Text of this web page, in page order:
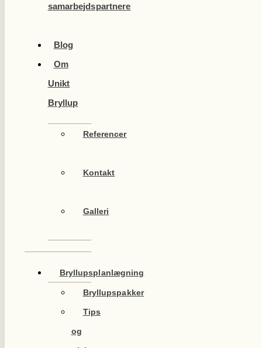
samarbejdspartnere
Blog
Om
Unikt
Bryllup
Referencer
Kontakt
Galleri
Bryllupsplanlægning
Bryllupspakker
Tips
og